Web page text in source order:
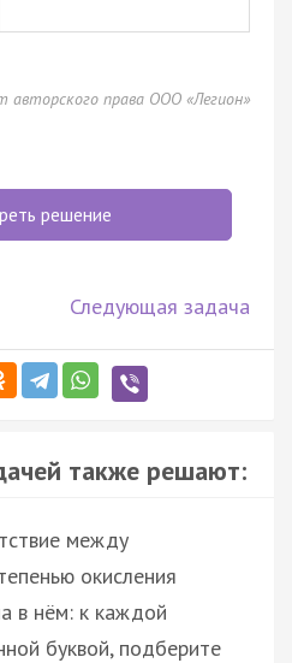
авторского права ООО «Легион»
решение
Следующая задача
также решают:
между
окисления
в нём: к каждой
буквой, подберите